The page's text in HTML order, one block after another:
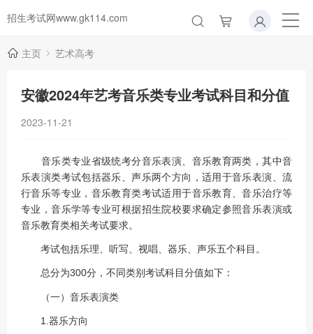
招生考试网www.gk114.com
主页 艺术高考
安徽2024年艺考音乐类专业考试科目和分值
2023-11-21
音乐类专业省级统考分音乐表演、音乐教育两类，其中音
乐表演类考试包括器乐、声乐两个方向，适用于音乐表演、流
行音乐等专业，音乐教育类考试适用于音乐教育、音乐治疗等
专业，音乐学等专业可根据招生院校要求确定参照音乐表演或
音乐教育类相关考试要求。
考试包括乐理、听写、视唱、器乐、声乐五个科目。
总分为300分，不同类别考试科目分值如下：
（一）音乐表演类
1.器乐方向